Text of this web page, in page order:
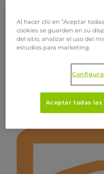
Al hacer clic en “Aceptar
cookies se guarden en su
del sitio, analizar el uso del
estudios para marketing.
Aceptar todas las